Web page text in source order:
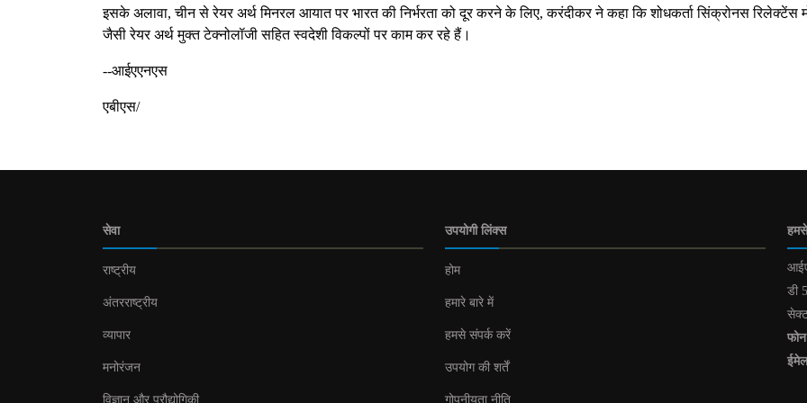
इसके अलावा, चीन से रेयर अर्थ मिनरल आयात पर भारत की निर्भरता को दूर करने के लिए, करंदीकर ने कहा कि शोधकर्ता सिंक्रोनस रिलेक्टेंस
जैसी रेयर अर्थ मुक्त टेक्नोलॉजी सहित स्वदेशी विकल्पों पर काम कर रहे हैं।
--आईएएनएस
एबीएस/
सेवा
राष्ट्रीय
अंतरराष्ट्रीय
व्यापार
मनोरंजन
विज्ञान और प्रौद्योगिकी
उपयोगी लिंक्स
होम
हमारे बारे में
हमसे संपर्क करें
उपयोग की शर्तें
गोपनीयता नीति
डी